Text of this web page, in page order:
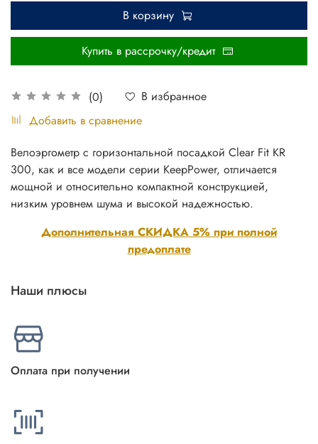
(0)
В избранное
Добавить в сравнение
В корзину
Купить в рассрочку/кредит
Дополнительная СКИДКА 5% при полной
предоплате
Велоэргометр с горизонтальной посадкой Clear Fit KR
300, как и все модели серии KeepPower, отличается
мощной и относительно компактной конструкцией,
низким уровнем шума и высокой надежностью.
Наши плюсы
Оплата при получении